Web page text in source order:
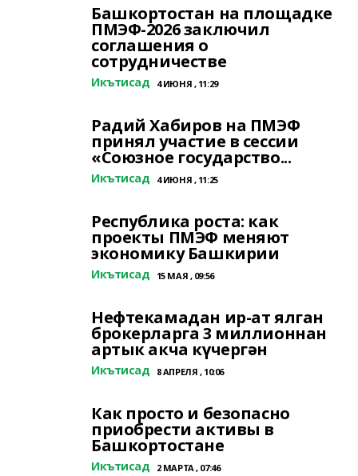
Башкортостан на площадке
ПМЭФ-2026 заключил
соглашения о
сотрудничестве
Икътисад 4 ИЮНЯ , 11:29
Радий Хабиров на ПМЭФ
принял участие в сессии
«Союзное государство...
Икътисад 4 ИЮНЯ , 11:25
Республика роста: как
проекты ПМЭФ меняют
экономику Башкирии
Икътисад 15 МАЯ , 09:56
Нефтекамадан ир-ат ялган
брокерларга 3 миллионнан
артык акча күчергән
Икътисад 8 АПРЕЛЯ , 10:06
Как просто и безопасно
приобрести активы в
Башкортостане
Икътисад 2 МАРТА , 07:46